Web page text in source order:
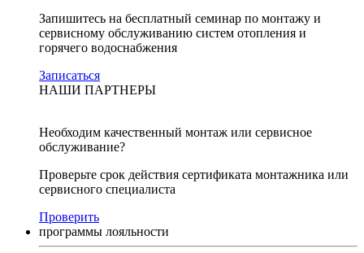
Запишитесь на бесплатный семинар по монтажу и
сервисному обслуживанию систем отопления и
горячего водоснабжения
Записаться
НАШИ ПАРТНЕРЫ
Необходим качественный монтаж или сервисное
обслуживание?
Проверьте срок действия сертификата монтажника или
сервисного специалиста
Проверить
программы лояльности